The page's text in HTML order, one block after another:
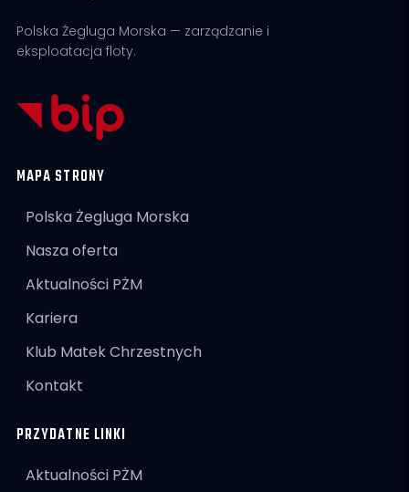
Polska Żegluga Morska — zarządzanie i
eksploatacja floty.
MAPA STRONY
Polska Żegluga Morska
Nasza oferta
Aktualności PŻM
Kariera
Klub Matek Chrzestnych
Kontakt
PRZYDATNE LINKI
Aktualności PŻM